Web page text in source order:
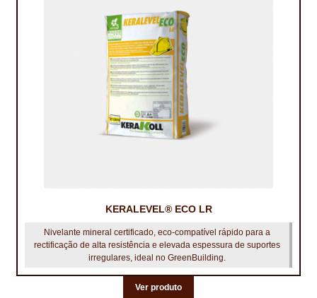
KERALEVEL® ECO LR
Nivelante mineral certificado, eco‑compatível rápido para a
rectificação de alta resistência e elevada espessura de suportes
irregulares, ideal no GreenBuilding.
Ver produto